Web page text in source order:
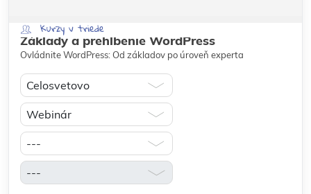
Kurzy v triede
Základy a prehĺbenie WordPress
Ovládnite WordPress: Od základov po úroveň experta